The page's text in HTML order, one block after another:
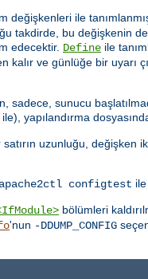
değişkenleri ile
takdirde, bu değişkenin
edecektir. Define ile
ve günlüğe bir uyarı
sadece, sunucu
ile), yapılandırma
satırın uzunluğu,
apache2ctl configtest
bölümleri
'nun -DDUMP_CONFIG